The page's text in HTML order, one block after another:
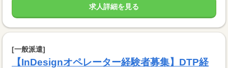
求人詳細を見る
[一般派遣]
【InDesignオペレーター経験者募集】DTP経